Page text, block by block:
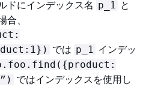
ドにインデックス名 p_1
と
、
では p_1 インデッ
{product:
ではインデックスを使用し